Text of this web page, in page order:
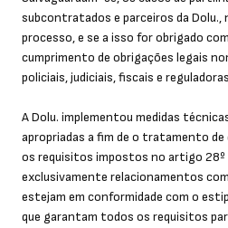
subcontratados e parceiros da Dolu.,
processo, e se a isso for obrigado
cumprimento de obrigações legais
policiais, judiciais, fiscais e
A Dolu. implementou medidas
apropriadas a fim de o tratamento
os requisitos impostos no artigo 28º
exclusivamente relacionamentos
estejam em conformidade com o
que garantam todos os requisitos